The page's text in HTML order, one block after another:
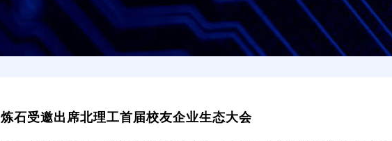
炼石受邀出席北理工首届校友企业生态大会